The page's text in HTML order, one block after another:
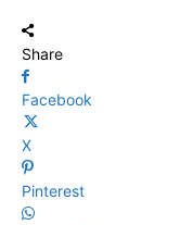
Share
Facebook
X
Pinterest